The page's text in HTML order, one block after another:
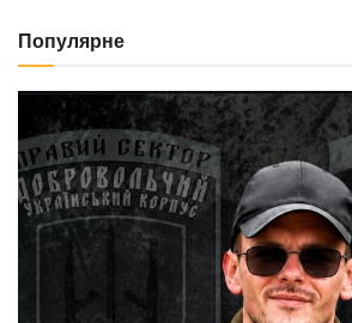
Популярне